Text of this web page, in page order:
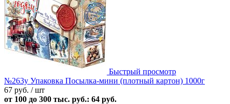
Быстрый просмотр
№263у Упаковка Посылка-мини (плотный картон) 1000г
67 руб. / шт
от 100 до 300 тыс. руб.: 64 руб.